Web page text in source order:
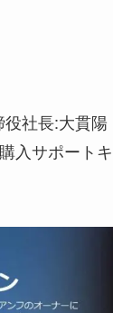
社長:大貫陽
入サポートキ